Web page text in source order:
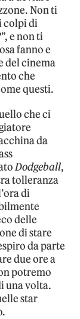
Non ti
colpi di
e non ti
fanno e
del cinema
che
questi.
che ci
da
Dodgeball,
tolleranza
di
delle
di stare
da parte
due ore a
potremo
una volta.
star